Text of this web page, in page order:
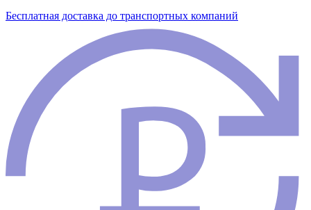
Бесплатная доставка до транспортных компаний